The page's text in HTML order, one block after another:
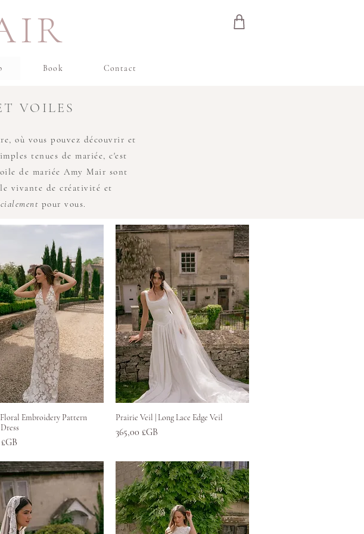
Book Contact
VOILES
où vous pouvez découvrir et
tenues de mariée, c'est
de mariée Amy Mair sont
vivante de créativité et
pour vous.
Aperçu rapide
Embroidery Pattern
Aperçu rapide
Prairie Veil | Long Lace Edge Veil
Prix
365,00 £GB